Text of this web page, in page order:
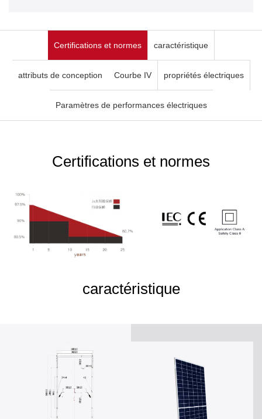
Certifications et normes caractéristique
attributs de conception Courbe IV propriétés électriques
Paramètres de performances électriques
Certifications et normes
caractéristique